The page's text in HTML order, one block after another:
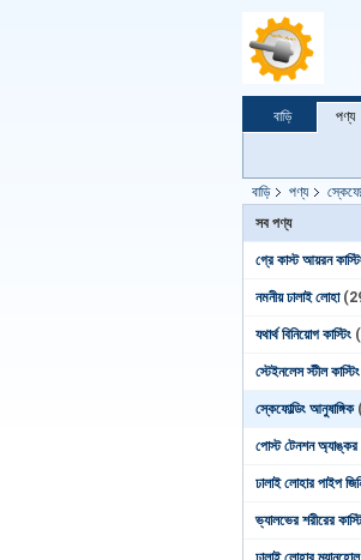
বাড়ি পণ্য
বাড়ি পণ্য
সব পণ্য
গ্রে কাস্ট আয়রন
নমনীয় ঢালাই লোহা
যথার্থ বিনিয়োগ কাস্টিং
স্টেইনলেস স্টীল কাস্টিং
স্কেফোল্ডিং আনুষাঙ্গিক
পোস্ট টেনশন অ্যাঙ্কর
ঢালাই লোহার পাইপ
ভ্যালভের শরীরের